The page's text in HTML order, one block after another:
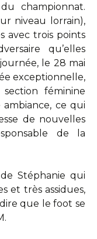
championnat.
niveau lorrain),
avec trois points
qu’elles
le 28 mai
exceptionnelle,
féminine
ce qui
de nouvelles
de la
Stéphanie qui
et très assidues,
que le foot se